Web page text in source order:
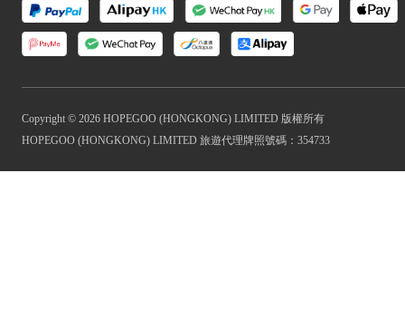
Copyright © 2026 HOPEGOO (HONGKONG) LIMITED 版權所有
HOPEGOO (HONGKONG) LIMITED 旅遊代理牌照號碼：354733